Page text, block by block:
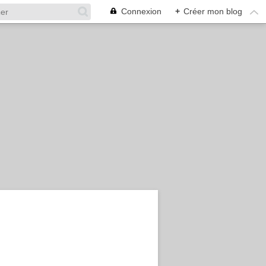
Connexion + Créer mon blog